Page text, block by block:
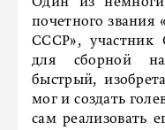
почетного звания
СССР», участник
для сборной
быстрый,
мог и создать
сам реализовать